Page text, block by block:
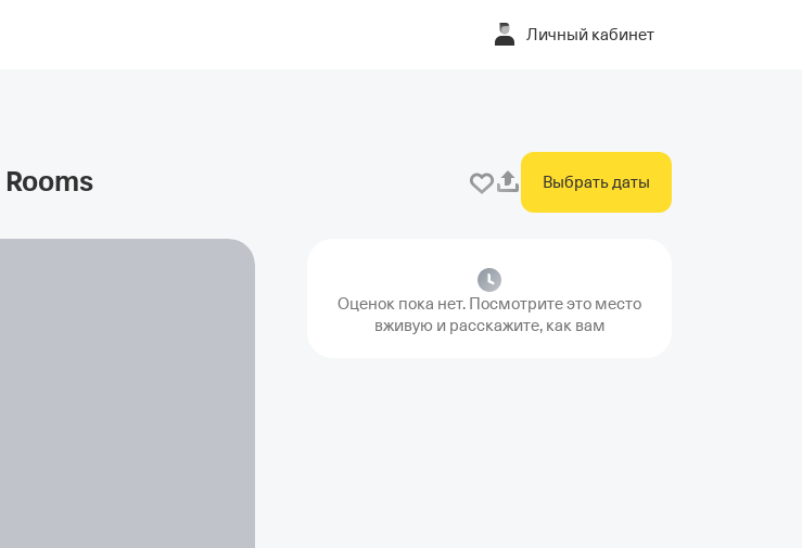
Личный кабинет
Rooms Выбрать даты
Оценок пока нет. Посмотрите это место
вживую и расскажите, как вам